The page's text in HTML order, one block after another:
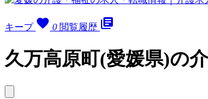
キープ favorite 0 閲覧履歴 library_books
久万高原町(愛媛県)の